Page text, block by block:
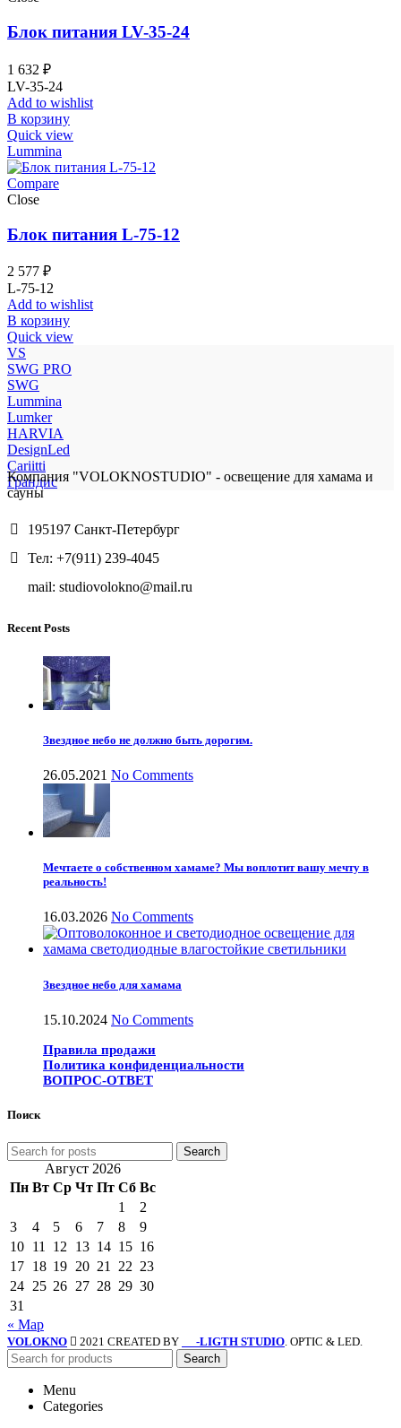
Блок питания LV-35-24
1 632 ₽
LV-35-24
Add to wishlist
В корзину
Quick view
Lummina
Compare
Close
Блок питания L-75-12
2 577 ₽
L-75-12
Add to wishlist
В корзину
Quick view
VS
SWG PRO
SWG
Lummina
Lumker
HARVIA
DesignLed
Cariitti
Грандис
Компания "VOLOKNOSTUDIO" - освещение для хамама и
сауны
195197 Санкт-Петербург
Тел: +7(911) 239-4045
mail: studiovolokno@mail.ru
Recent Posts
Звездное небо не должно быть дорогим.
26.05.2021 No Comments
Мечтаете о собственном хамаме? Мы воплотит вашу мечту в
реальность!
16.03.2026 No Comments
Звездное небо для хамама
15.10.2024 No Comments
Правила продажи
Политика конфиденциальности
ВОПРОС-ОТВЕТ
Поиск
Search
Август 2026
Пн Вт Ср Чт Пт Сб Вс
1
2
3
4 5 6 7 8
9
10 11 12 13 14 15 16
17 18 19 20 21 22 23
24 25 26 27 28 29 30
31
« Мар
VOLOKNO 2021 CREATED BY -LIGTH STUDIO. OPTIC & LED.
Search
Menu
Categories